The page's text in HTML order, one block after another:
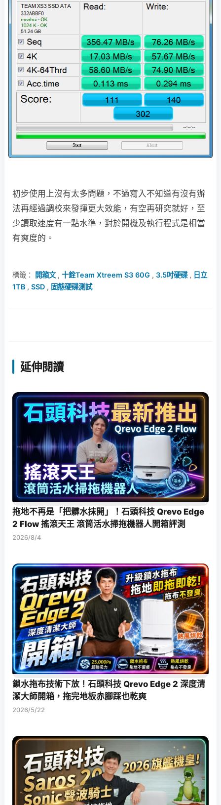
初步使用上沒有太多問題，不過寫入不知道有沒有辦
法再經過調校來發揮更大效能，有空再研究就好，至
少讀取速度有一點水準，對於開機及執行程式是相當
有爽度的。
標籤： 開箱文, 十銓Team Xtreem S3 60G , 3.5吋硬碟, 日立
1TB , SSD , 固態硬碟測試
延伸閱讀
拖地不再是「把髒水抹開」！石頭科技 Qrevo Edge
2 Flow 搖滾天王 滾筒活水掃拖機器人開箱評測
2026/8/4
鎖水拖布技術下放！石頭科技 Qrevo Edge 2 深度清
潔大師開箱，拖完地板赤腳踩也乾爽
2026/5/22